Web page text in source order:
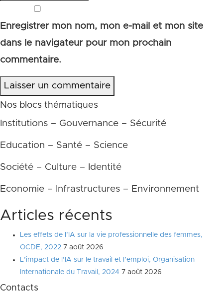
Enregistrer mon nom, mon e-mail et mon site
dans le navigateur pour mon prochain
commentaire.
Laisser un commentaire
Nos blocs thématiques
Institutions – Gouvernance – Sécurité
Education – Santé – Science
Société – Culture – Identité
Economie – Infrastructures – Environnement
Articles récents
Les effets de l’IA sur la vie professionnelle des femmes,
OCDE, 2022 7 août 2026
L’impact de l’IA sur le travail et l’emploi, Organisation
Internationale du Travail, 2024 7 août 2026
Contacts